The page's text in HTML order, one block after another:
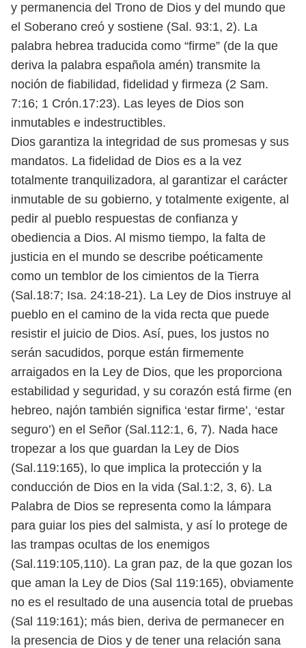
y permanencia del Trono de Dios y del mundo que
el Soberano creó y sostiene (Sal. 93:1, 2). La
palabra hebrea traducida como “firme” (de la que
deriva la palabra española amén) transmite la
noción de fiabilidad, fidelidad y firmeza (2 Sam.
7:16; 1 Crón.17:23). Las leyes de Dios son
inmutables e indestructibles.
Dios garantiza la integridad de sus promesas y sus
mandatos. La fidelidad de Dios es a la vez
totalmente tranquilizadora, al garantizar el carácter
inmutable de su gobierno, y totalmente exigente, al
pedir al pueblo respuestas de confianza y
obediencia a Dios. Al mismo tiempo, la falta de
justicia en el mundo se describe poéticamente
como un temblor de los cimientos de la Tierra
(Sal.18:7; Isa. 24:18-21). La Ley de Dios instruye al
pueblo en el camino de la vida recta que puede
resistir el juicio de Dios. Así, pues, los justos no
serán sacudidos, porque están firmemente
arraigados en la Ley de Dios, que les proporciona
estabilidad y seguridad, y su corazón está firme (en
hebreo, najón también significa ‘estar firme’, ‘estar
seguro’) en el Señor (Sal.112:1, 6, 7). Nada hace
tropezar a los que guardan la Ley de Dios
(Sal.119:165), lo que implica la protección y la
conducción de Dios en la vida (Sal.1:2, 3, 6). La
Palabra de Dios se representa como la lámpara
para guiar los pies del sal mista, y así lo protege de
las trampas ocultas de los enemigos
(Sal.119:105,110). La gran paz, de la que gozan los
que aman la Ley de Dios (Sal 119:165), obviamente
no es el resultado de una ausencia total de pruebas
(Sal 119:161); más bien, deriva de permanecer en
la presencia de Dios y de tener una relación sana